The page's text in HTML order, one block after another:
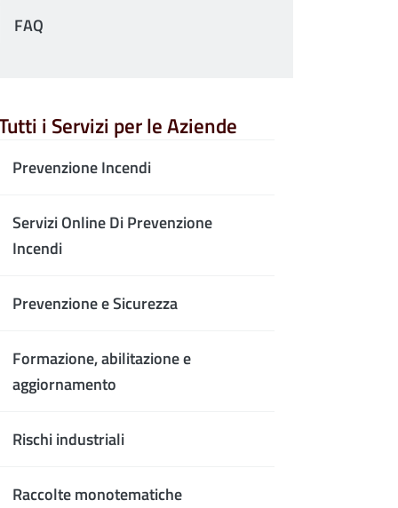
FAQ
i Servizi per le Aziende
Prevenzione Incendi
Servizi Online Di Prevenzione
Incendi
Prevenzione e Sicurezza
Formazione, abilitazione e
aggiornamento
Rischi industriali
Raccolte monotematiche